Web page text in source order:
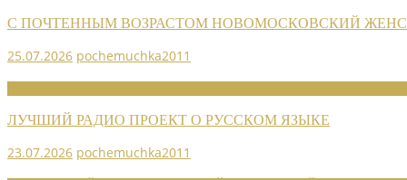
С ПОЧТЕННЫМ ВОЗРАСТОМ НОВОМОСКОВСКИЙ
25.07.2026 pochemuchka2011
ЛУЧШИЙ РАДИО ПРОЕКТ О РУССКОМ ЯЗЫКЕ
23.07.2026 pochemuchka2011